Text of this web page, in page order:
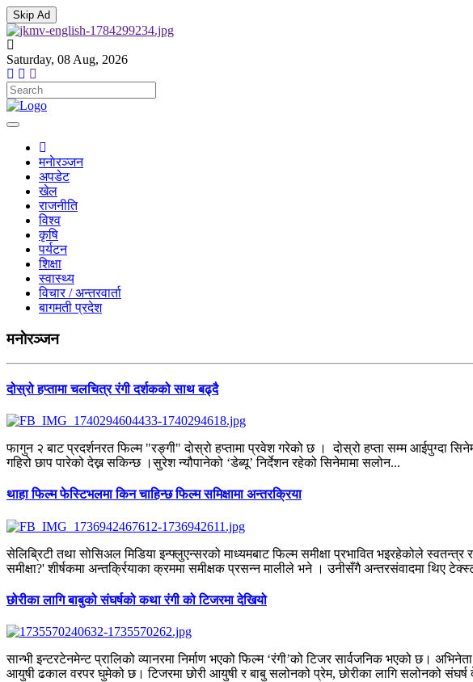
Skip Ad
Saturday, 08 Aug, 2026
Toggle
navigation
मनाेरञ्जन
अपडेट
खेल
राजनीति
विश्व
कृषि
पर्यटन
शिक्षा
स्वास्थ्य
विचार / अन्तरवार्ता
बागमती प्रदेश
मनाेरञ्जन
दोस्रो हप्तामा चलचित्र रंगी दर्शकको साथ बढ्दै
फागुन २ बाट प्रदर्शनरत फिल्म "रङ्गी" दोस्रो हप्तामा प्रवेश गरेको छ । दोस्रो हप्ता सम्म आईपुग्दा
गहिरो छाप पारेको देख्न सकिन्छ ।सुरेश न्यौपानेको ‘डेब्यू’ निर्देशन रहेको सिनेमामा सलोन...
थाहा फिल्म फेस्टिभलमा किन चाहिन्छ फिल्म समिक्षामा अन्तरक्रिया
सेलिब्रिटी तथा सोसिअल मिडिया इन्फ्लुएन्सरको माध्यमबाट फिल्म समीक्षा प्रभावित भइरहेकोले
समीक्षा?' शीर्षकमा अन्तर्क्रियाका क्रममा समीक्षक प्रसन्न मालीले भने । उनीसँगै अन्तरसंवादमा थिए
छोरीका लागि बाबुको संघर्षको कथा रंगी को टिजरमा देखियो
सान्भी इन्टरटेनमेन्ट प्रालिको व्यानरमा निर्माण भएको फिल्म ‘रंगी’को टिजर सार्वजनिक भएको छ।
आयुषी ढकाल वरपर घुमेको छ। टिजरमा छोरी आयुषी र बाबु सलोनको प्रेम, छोरीका लागि सलोनको